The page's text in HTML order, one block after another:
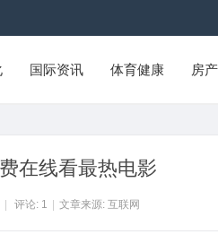
国际资讯 体育健康 房
在线看最热电影
评论: 1 文章来源: 互联网